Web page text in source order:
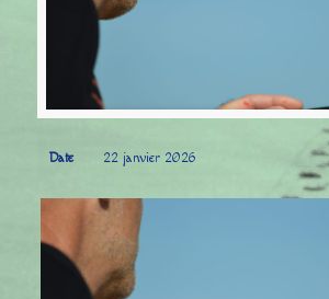
Date 22 janvier 2026